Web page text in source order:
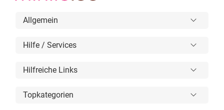
Allgemein
Hilfe / Services
Hilfreiche Links
Topkategorien